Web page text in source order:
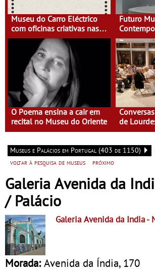
Museu do Carro Eléctrico
com oficinas criativas nas
férias de Carnaval
Futuro
O Poema ensina a cair em
recital no Museu do Oriente
de
Mulher
Museus e Palácios em Portugal (403 de 1150)
voltar à pesquisa de museus
próximo
Galeria Avenida da
/ Palácio
Galeria Avenida da India-
Morada: Avenida da Índia, 170